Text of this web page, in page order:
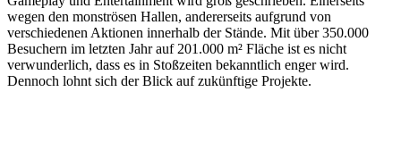
wegen den monströsen Hallen, andererseits aufgrund von
verschiedenen Aktionen innerhalb der Stände. Mit über 350.000
Besuchern im letzten Jahr auf 201.000 m² Fläche ist es nicht
verwunderlich, dass es in Stoßzeiten bekanntlich enger wird.
Dennoch lohnt sich der Blick auf zukünftige Projekte.